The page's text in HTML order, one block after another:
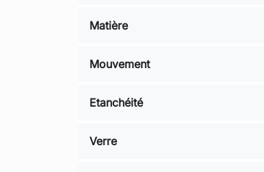
Matière
Mouvement
Etanchéité
Verre